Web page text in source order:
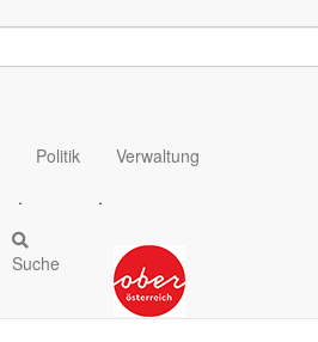
Politik
.
Verwaltung
.
Suche